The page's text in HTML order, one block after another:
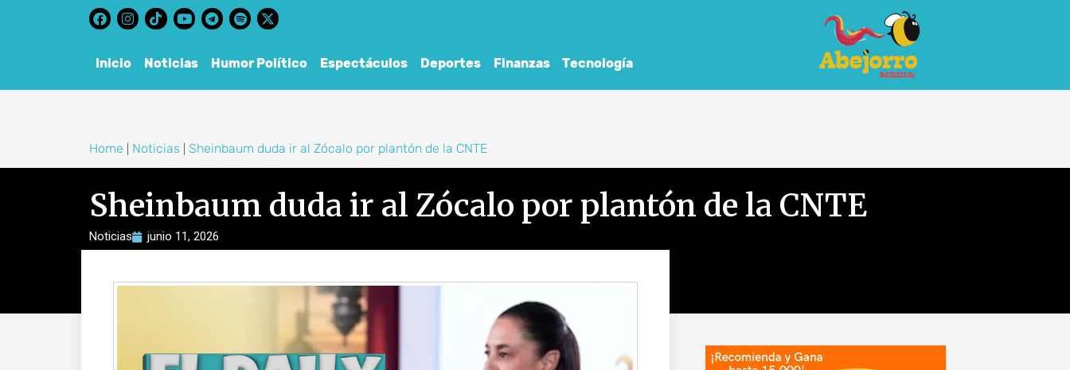
Inicio Noticias Humor Político Espectáculos Deportes Finanzas Tecnología
Home Noticias Sheinbaum duda ir al Zócalo por plantón de la CNTE
Sheinbaum duda ir al Zócalo por plantón de la CNTE
Noticias junio 11, 2026